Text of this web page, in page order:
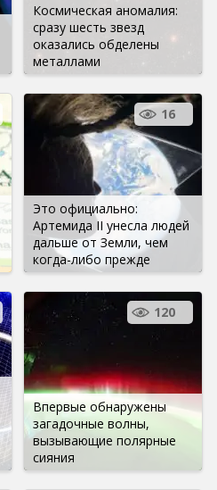
Космическая аномалия:
сразу шесть звезд
оказались обделены
металлами
Это официально:
Артемида II унесла людей
дальше от Земли, чем
когда-либо прежде
16
Впервые обнаружены
загадочные волны,
вызывающие полярные
сияния
120